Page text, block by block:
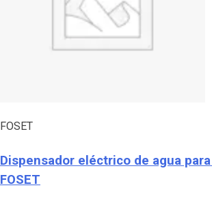
FOSET
Dispensador eléctrico de agua
FOSET